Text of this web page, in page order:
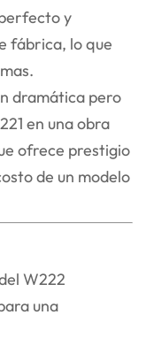
y
fábrica, lo que
dramática pero
en una obra
ofrece prestigio
de un modelo
W222
una